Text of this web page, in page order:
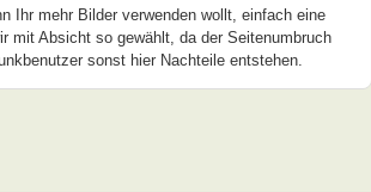
Ihr mehr Bilder verwenden wollt, einfach eine
mit Absicht so gewählt, da der Seitenumbruch
sonst hier Nachteile entstehen.